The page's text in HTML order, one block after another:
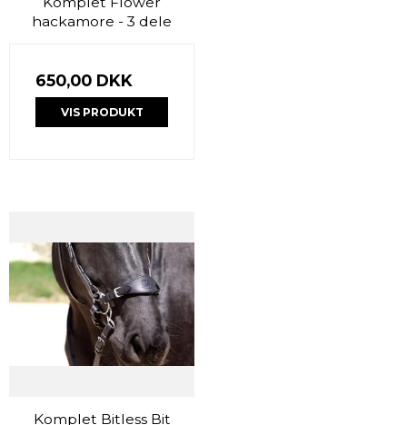
hackamore - 3 dele
650,00 DKK
VIS PRODUKT
Komplet Bitless Bit